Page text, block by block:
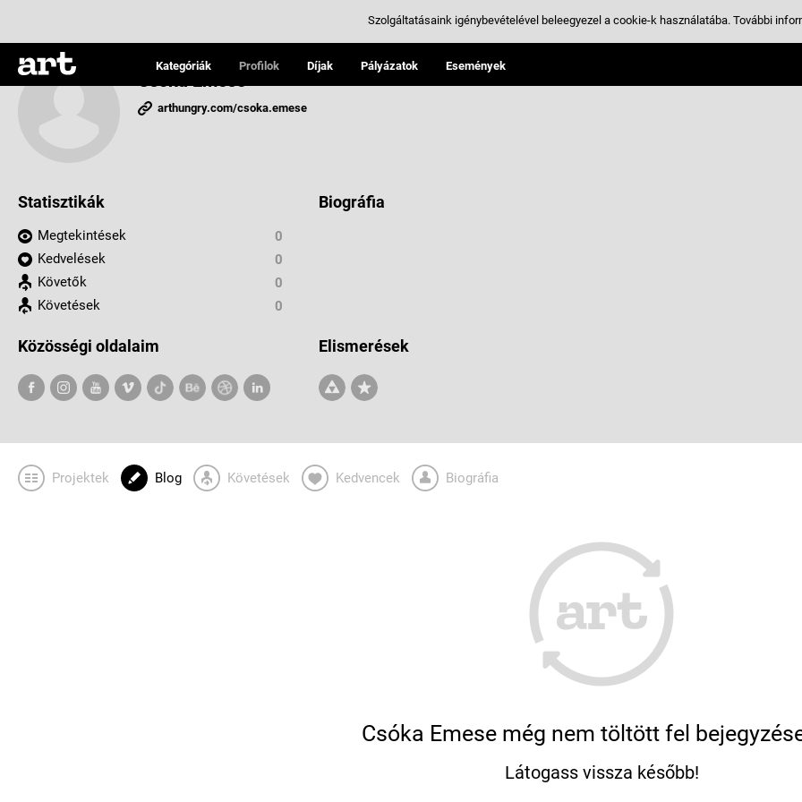
Kategóriák Profilok Díjak Pályázatok Események
Csóka Emese
arthungry.com/csoka.emese
Statisztikák
Megtekintések
0
Kedvelések
0
Követők
0
Követések
0
Biográfia
Közösségi oldalaim Elismerések
Projektek Blog Követések Kedvencek Biográfia
Csóka Emese még nem töltött fel
Látogass vissza később!
Szolgáltatásaink igénybevételével beleegyezel a cookie-k használatába. További